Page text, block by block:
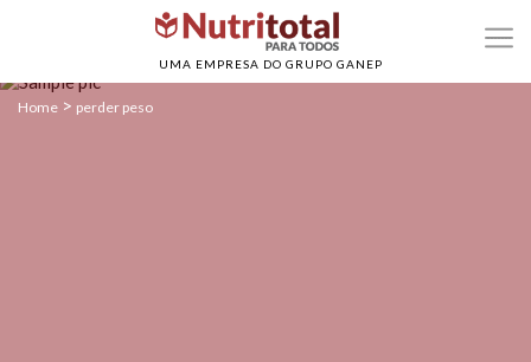
UMA EMPRESA DO GRUPO GANEP
Home > perder peso